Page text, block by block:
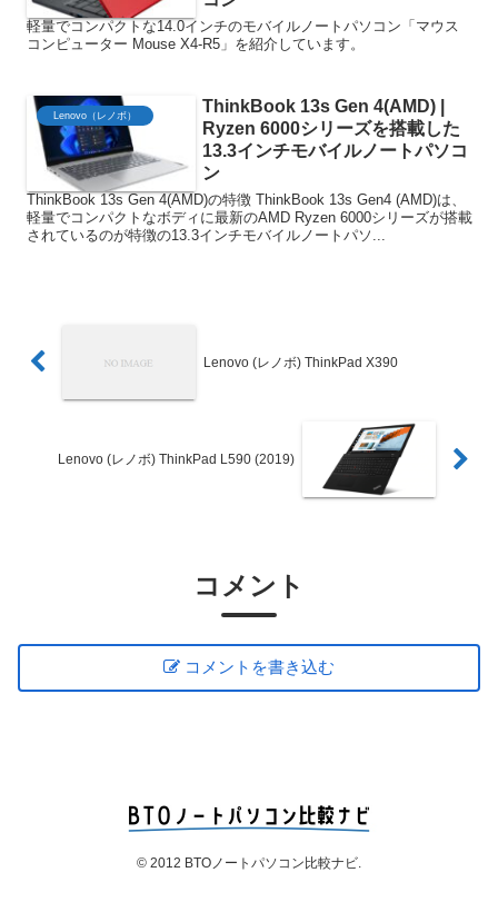
軽量でコンパクトな14.0インチのモバイルノートパソコン「マウス
コンピューター Mouse X4-R5」を紹介しています。
Lenovo（レノボ）
ThinkBook 13s Gen 4(AMD) |
Ryzen 6000シリーズを搭載した
13.3インチモバイルノートパソコ
ン
ThinkBook 13s Gen 4(AMD)の特徴 ThinkBook 13s Gen4 (AMD)は、
軽量でコンパクトなボディに最新のAMD Ryzen 6000シリーズが搭載
されているのが特徴の13.3インチモバイルノートパソ...
Lenovo (レノボ) ThinkPad X390
Lenovo (レノボ) ThinkPad L590 (2019)
コメント
コメントを書き込む
© 2012 BTOノートパソコン比較ナビ.